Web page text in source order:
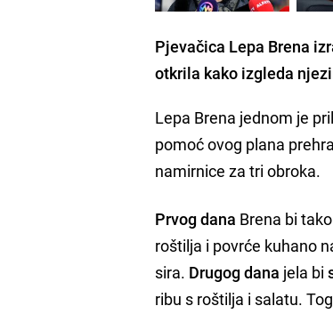
Pjevačica Lepa Brena
otkrila kako izgleda
Lepa Brena jednom je
pomoć ovog plana
namirnice za tri obroka.
Prvog dana Brena bi
roštilja i povrće kuhano
sira. Drugog dana jela bi
ribu s roštilja i salatu.